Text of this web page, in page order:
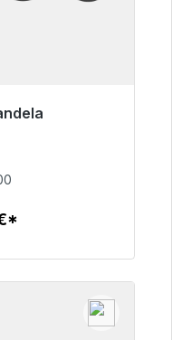
plazo de entrega